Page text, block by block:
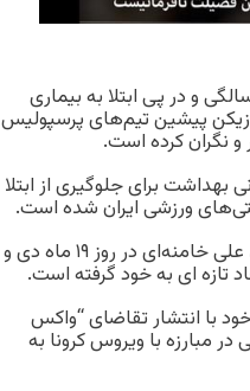
مهرداد میناوند، ملی‌پوش سابق فوتبال ایران در سن ۴۵ سالگی و در پی ابتلا به بیماری
بازیکن پیشین تیم‌های پرسپولیس
و نگران کرده است.
برای جلوگیری از ابتلا
این موج اعتراضات به ویژه پس از سخنرانی رهبر جمهوری اسلامی، علی خامنه‌ای در روز ۱۹ ماه دی و
تازه ای به خود گرفته است.
با انتشار تقاضای “واکس
مبارزه با ویروس کرونا به